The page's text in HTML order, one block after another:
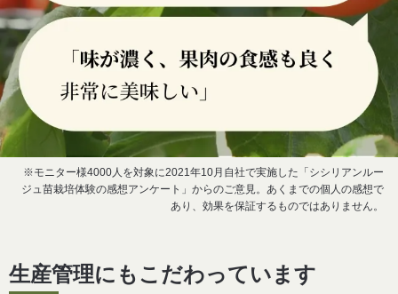
※モニター様4000人を対象に2021年10月自社で実施した「シシリアンルー
ジュ苗栽培体験の感想アンケート」からのご意見。あくまでの個人の感想で
あり、効果を保証するものではありません。
生産管理にもこだわっています